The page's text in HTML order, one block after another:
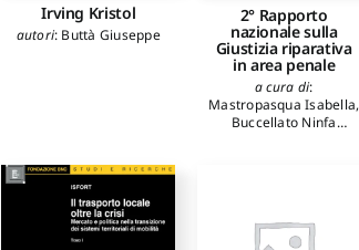
Irving Kristol
autori: Buttà Giuseppe
2° Rapporto
nazionale sulla
Giustizia riparativa
in area penale
a cura di:
Mastropasqua Isabella,
Buccellato Ninfa
Scivoletto Chiara